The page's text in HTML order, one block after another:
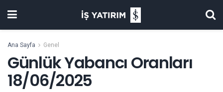
Ana Sayfa Genel
Günlük Yabancı Oranları
18/06/2025